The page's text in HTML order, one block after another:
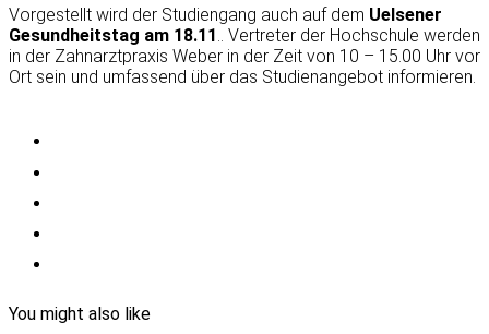
Vorgestellt wird der Studiengang auch auf dem Uelsener
Gesundheitstag am 18.11.. Vertreter der Hochschule werden
in der Zahnarztpraxis Weber in der Zeit von 10 – 15.00 Uhr vor
Ort sein und umfassend über das Studienangebot informieren.
You might also like